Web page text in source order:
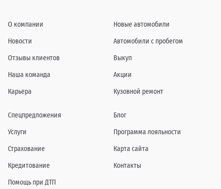
О компании
Новости
Отзывы клиентов
Наша команда
Карьера
Новые автомобили
Автомобили с пробегом
Выкуп
Акции
Кузовной ремонт
Спецпредложения
Услуги
Страхование
Кредитование
Помощь при ДТП
Блог
Программа лояльности
Карта сайта
Контакты